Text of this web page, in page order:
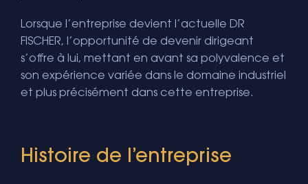
Lorsque l’entreprise devient l’actuelle DR
FISCHER, l’opportunité de devenir dirigeant
s’offre à lui, mettant en avant sa polyvalence et
son expérience variée dans le domaine industriel
et plus précisément dans cette entreprise.
Histoire de l’entreprise